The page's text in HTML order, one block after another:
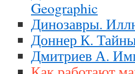
Geographic
Динозавры.
Доннер К.
Дмитриев А.